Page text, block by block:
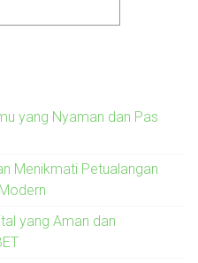
yang Nyaman dan Pas
Menikmati Petualangan
yang Aman dan